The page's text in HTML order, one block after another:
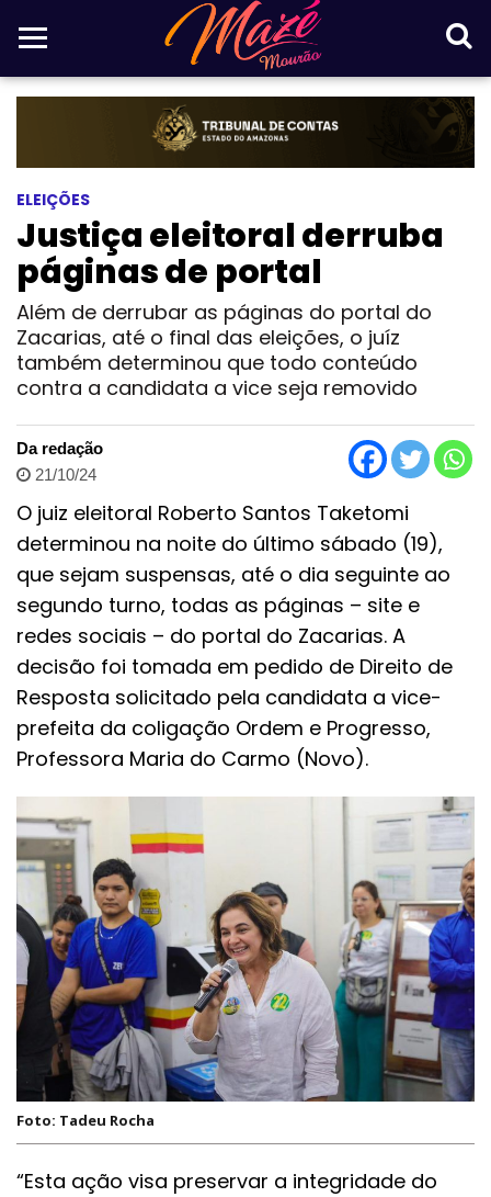
ELEIÇÕES
Justiça eleitoral derruba
páginas de portal
Além de derrubar as páginas do portal do
Zacarias, até o final das eleições, o juíz
também determinou que todo conteúdo
contra a candidata a vice seja removido
Da redação
21/10/24
O juiz eleitoral Roberto Santos Taketomi
determinou na noite do último sábado (19),
que sejam suspensas, até o dia seguinte ao
segundo turno, todas as páginas – site e
redes sociais – do portal do Zacarias. A
decisão foi tomada em pedido de Direito de
Resposta solicitado pela candidata a vice-
prefeita da coligação Ordem e Progresso,
Professora Maria do Carmo (Novo).
Foto: Tadeu Rocha
“Esta ação visa preservar a integridade do